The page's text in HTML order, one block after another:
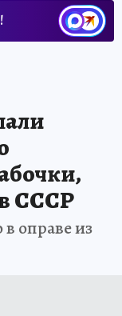
СССР
оправе из